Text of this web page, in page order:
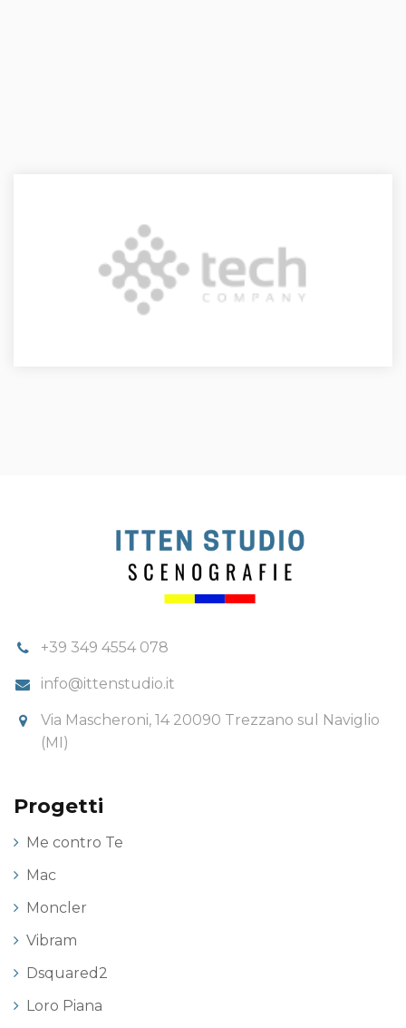
+39 349 4554 078
info@ittenstudio.it
Via Mascheroni, 14 20090 Trezzano sul Naviglio
(MI)
Progetti
Me contro Te
Mac
Moncler
Vibram
Dsquared2
Loro Piana